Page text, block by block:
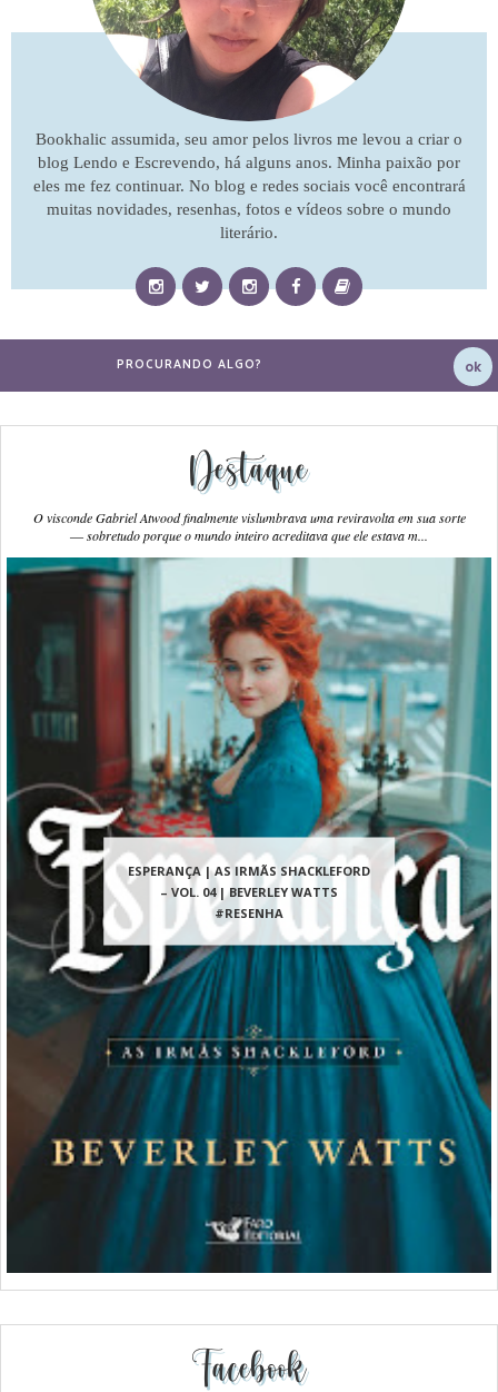
Bookhalic assumida, seu amor pelos livros me levou a criar o
blog Lendo e Escrevendo, há alguns anos. Minha paixão por
eles me fez continuar. No blog e redes sociais você encontrará
muitas novidades, resenhas, fotos e vídeos sobre o mundo
literário.
Destaque
ESPERANÇA | AS IRMÃS SHACKLEFORD
– VOL. 04 | BEVERLEY WATTS
#RESENHA
O visconde Gabriel Atwood finalmente vislumbrava uma reviravolta em sua sorte
― sobretudo porque o mundo inteiro acreditava que ele estava m...
Facebook